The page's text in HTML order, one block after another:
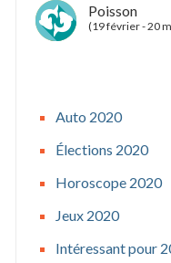
Poisson
(19 février - 20
Auto 2020
Élections 2020
Horoscope 2020
Jeux 2020
Intéressant pour